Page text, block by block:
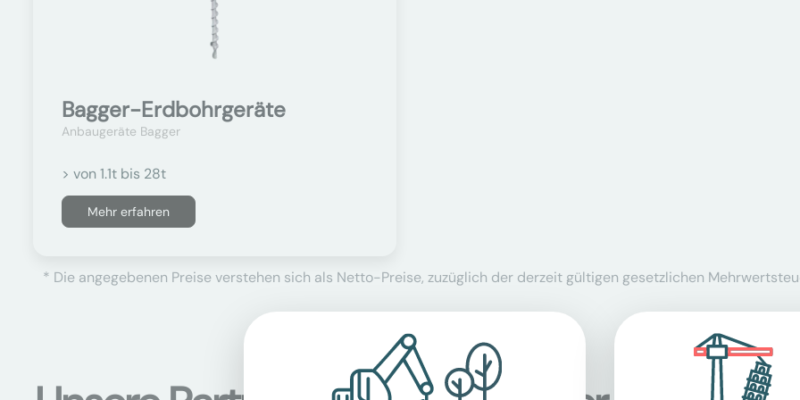
Bagger-Erdbohrgeräte
Anbaugeräte Bagger
> von 1.1t bis 28t
Mehr erfahren
* Die angegebenen Preise verstehen sich als Netto-Preise, zuzüglich der derzeit gültigen gesetzlichen